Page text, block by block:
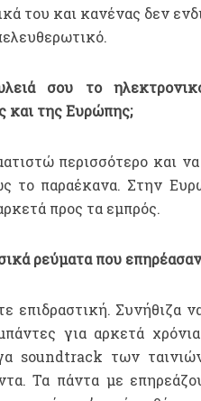
του και κανένας δεν
σου το
και της Ευρώπης;
περισσότερο και
το παραέκανα. Στην
προς τα εμπρός.
ρεύματα που
επιδραστική. Συνήθιζα
για αρκετά
soundtrack των
Τα πάντα με